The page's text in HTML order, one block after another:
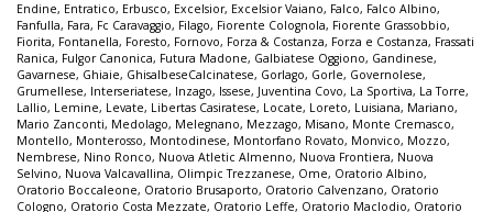
Endine, Entratico, Erbusco, Excelsior, Excelsior Vaiano, Falco, Falco Albino,
Fanfulla, Fara, Fc Caravaggio, Filago, Fiorente Colognola, Fiorente Grassobbio,
Fiorita, Fontanella, Foresto, Fornovo, Forza & Costanza, Forza e Costanza, Frassati
Ranica, Fulgor Canonica, Futura Madone, Galbiatese Oggiono, Gandinese,
Gavarnese, Ghiaie, GhisalbeseCalcinatese, Gorlago, Gorle, Governolese,
Grumellese, Interseriatese, Inzago, Issese, Juventina Covo, La Sportiva, La Torre,
Lallio, Lemine, Levate, Libertas Casiratese, Locate, Loreto, Luisiana, Mariano,
Mario Zanconti, Medolago, Melegnano, Mezzago, Misano, Monte Cremasco,
Montello, Monterosso, Montodinese, Montorfano Rovato, Monvico, Mozzo,
Nembrese, Nino Ronco, Nuova Atletic Almenno, Nuova Frontiera, Nuova
Selvino, Nuova Valcavallina, Olimpic Trezzanese, Ome, Oratorio Albino,
Oratorio Boccaleone, Oratorio Brusaporto, Oratorio Calvenzano, Oratorio
Cologno, Oratorio Costa Mezzate, Oratorio Leffe, Oratorio Maclodio, Oratorio